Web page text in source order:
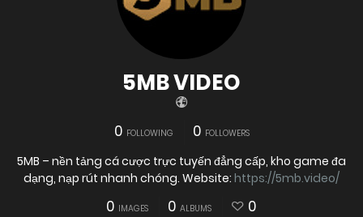
5MB VIDEO
0 FOLLOWING 0 FOLLOWERS
5MB – nền tảng cá cược trực tuyến đẳng cấp, kho game đa
dạng, nạp rút nhanh chóng. Website: https://5mb.video/
0 IMAGES 0 ALBUMS 0